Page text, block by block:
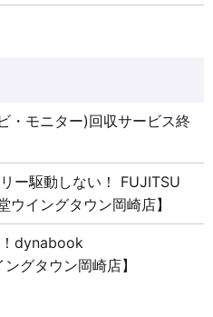
・モニター)回収サービス終
ー駆動しない！ FUJITSU
イングタウン岡崎店】
！dynabook
グタウン岡崎店】